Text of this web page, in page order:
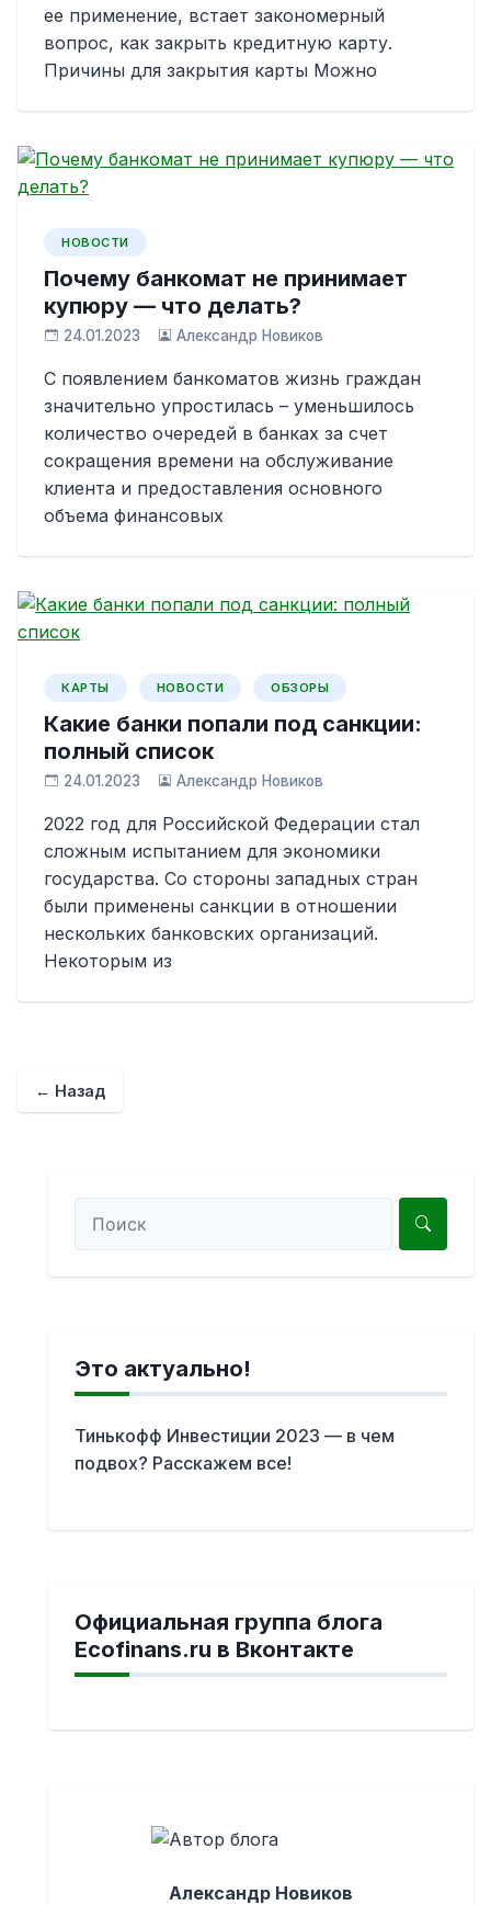
ее применение, встает закономерный
вопрос, как закрыть кредитную карту.
Причины для закрытия карты Можно
НОВОСТИ
Почему банкомат не принимает
купюру — что делать?
24.01.2023 Александр Новиков
С появлением банкоматов жизнь граждан
значительно упростилась – уменьшилось
количество очередей в банках за счет
сокращения времени на обслуживание
клиента и предоставления основного
объема финансовых
КАРТЫ НОВОСТИ ОБЗОРЫ
Какие банки попали под санкции:
полный список
24.01.2023 Александр Новиков
2022 год для Российской Федерации стал
сложным испытанием для экономики
государства. Со стороны западных стран
были применены санкции в отношении
нескольких банковских организаций.
Некоторым из
← Назад
Это актуально!
Тинькофф Инвестиции 2023 — в чем
подвох? Расскажем все!
Официальная группа блога
Ecofinans.ru в Вконтакте
Александр Новиков